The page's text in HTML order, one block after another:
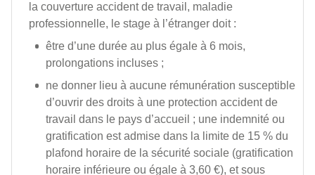
la couverture accident de travail, maladie
professionnelle, le stage à l’étranger doit :
être d’une durée au plus égale à 6 mois,
prolongations incluses ;
ne donner lieu à aucune rémunération susceptible
d’ouvrir des droits à une protection accident de
travail dans le pays d’accueil ; une indemnité ou
gratification est admise dans la limite de 15 % du
plafond horaire de la sécurité sociale (gratification
horaire inférieure ou égale à 3,60 €), et sous